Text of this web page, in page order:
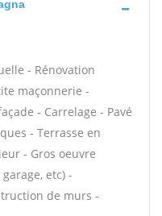
- Rénovation
maçonnerie -
- Carrelage - Pavé
- Terrasse en
- Gros oeuvre
etc) -
de murs -